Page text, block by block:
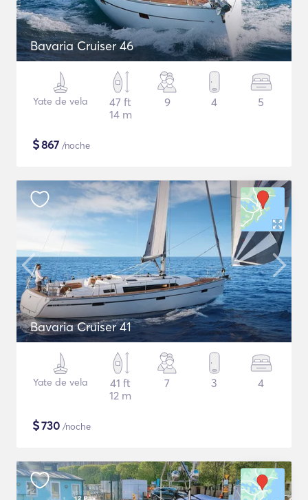
Bavaria Cruiser 46
Yate de vela
47 ft
14 m
9 4 5
$867 /noche
Bavaria Cruiser 41
Yate de vela
41 ft
12 m
7 3 4
$730 /noche